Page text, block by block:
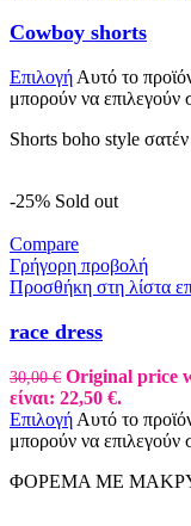
Cowboy shorts
Επιλογή Αυτό το
μπορούν να επιλεγούν
Shorts boho style
-25% Sold out
Compare
Γρήγορη προβολή
Προσθήκη στη λίστα
race dress
30,00€ Original price
είναι: 22,50 €.
Επιλογή Αυτό το
μπορούν να επιλεγούν
ΦΟΡΕΜΑ ΜΕ